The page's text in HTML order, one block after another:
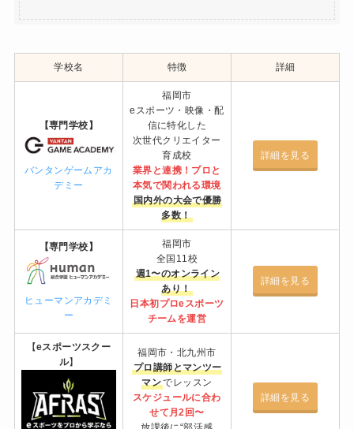
学校名 特徴 詳細
【専門学校】
バンタンゲームアカ
デミー
福岡市
eスポーツ・映像・配
信に特化した
次世代クリエイター
育成校
業界と連携！プロと
本気で関われる環境
国内外の大会で優勝
多数！
詳細を見る
【専門学校】
ヒューマンアカデミ
ー
福岡市
全国11校
週1〜のオンライン
あり！
日本初プロeスポーツ
チームを運営
詳細を見る
【eスポーツスクー
ル】
福岡市・北九州市
プロ講師とマンツー
マンでレッスン
スケジュールに合わ
せて月2回〜
詳細を見る